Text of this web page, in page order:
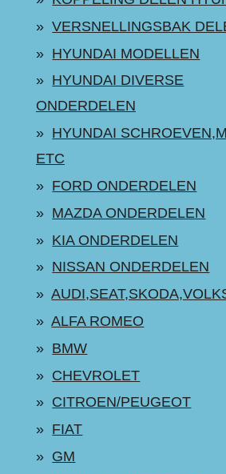
VERSNELLINGSBAK
HYUNDAI MODELLEN
HYUNDAI DIVERSE
ONDERDELEN
HYUNDAI
ETC
FORD ONDERDELEN
MAZDA ONDERDELEN
KIA ONDERDELEN
NISSAN ONDERDELEN
ALFA ROMEO
BMW
CHEVROLET
CITROEN/PEUGEOT
FIAT
GM